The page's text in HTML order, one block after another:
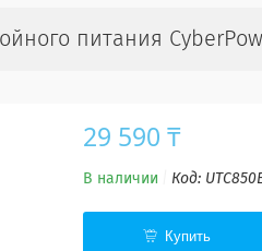
питания
29 590 ₸
В наличии Код:
Купить